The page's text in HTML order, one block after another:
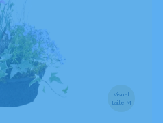
Visuel
taille M